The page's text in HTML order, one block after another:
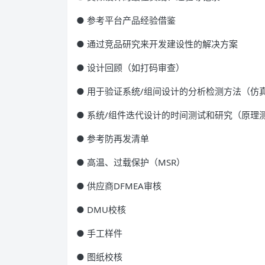
● 参考平台产品经验借鉴
● 通过竞品研究来开发建设性的解决方案
● 设计回顾（如打码审查）
● 用于验证系统/组间设计的分析检测方法（仿真
● 系统/组件迭代设计的时间测试和研究（原理测
● 参考防再发清单
● 高温、过载保护（MSR）
● 供应商DFMEA审核
● DMU校核
● 手工样件
● 图纸校核